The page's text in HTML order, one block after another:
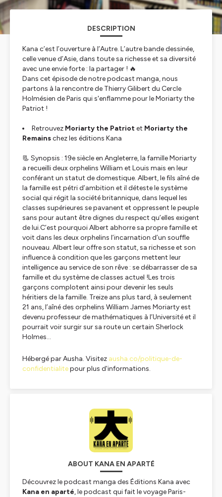
DESCRIPTION
Kana c’est l’ouverture à l’Autre. L’autre bande dessinée,
celle venue d’Asie, dans toute sa richesse et sa diversité
avec une envie forte : la partager ! 🔥
Dans cet épisode de notre podcast manga, nous
partons à la rencontre de Thierry Gilibert du Cercle
Holmésien de Paris qui s'enflamme pour le Moriarty the
Patriot !
Retrouvez Moriarty the Patriotet Moriarty the
Remainschez les éditions Kana
📃 Synopsis : 19e siècle en Angleterre, la famille Moriarty
a recueilli deux orphelins William et Louis mais en leur
conférant un statut de domestique. Albert, le fils aîné de
la famille est pétri d’ambition et il déteste le système
social qui régit la société britannique, dans lequel les
classes supérieures se pavanent et oppressent le peuple
sans pour autant être dignes du respect qu’elles exigent
de lui.C’est pourquoi Albert abhorre sa propre famille et
voit dans les deux orphelins l’incarnation d’un souffle
nouveau. Albert leur offre son statut, sa richesse et son
influence à condition que les garçons mettent leur
intelligence au service de son rêve : se débarrasser de sa
famille et du système de classes actuel !Les trois
garçons complotent ainsi pour devenir les seuls
héritiers de la famille. Treize ans plus tard, à seulement
21 ans, l’aîné des orphelins William James Moriarty est
devenu professeur de mathématiques à l’Université et il
pourrait voir surgir sur sa route un certain Sherlock
Holmes…
Hébergé par Ausha. Visitez ausha.co/politique-de-
confidentialitepour plus d'informations.
ABOUT KANA EN APARTÉ
Découvrez le podcast manga des Éditions Kana avec
Kana en aparté, le podcast qui fait le voyage Paris-